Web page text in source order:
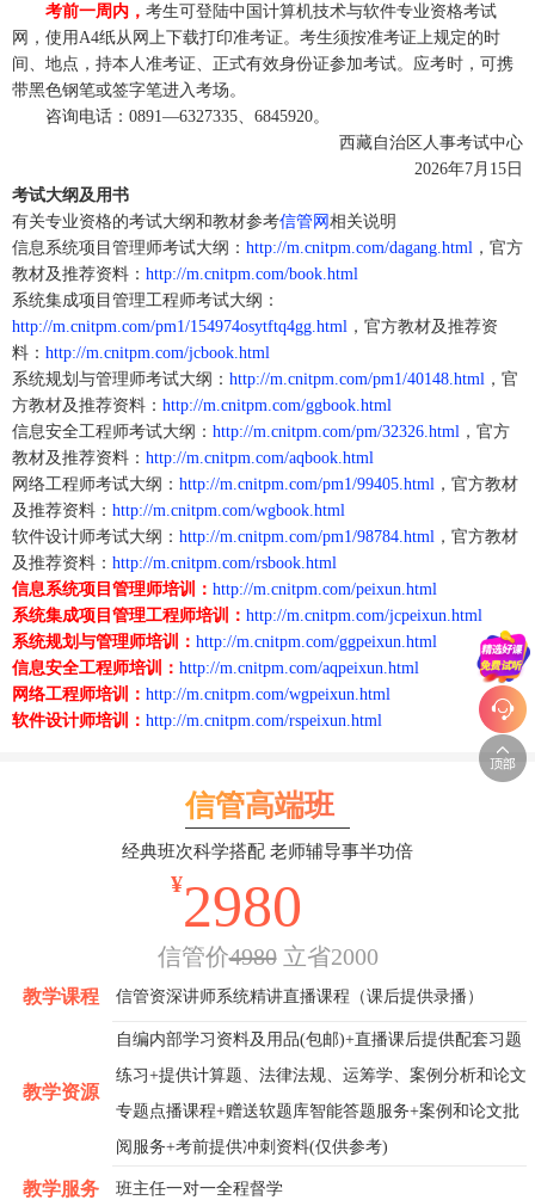
考前一周内， 考生可登陆中国计算机技术与软件专业资格考试
网，使用A4纸从网上下载打印准考证。考生须按准考证上规定的时
间、地点，持本人准考证、正式有效身份证参加考试。应考时，可携
带黑色钢笔或签字笔进入考场。
咨询电话：0891—6327335、6845920。
西藏自治区人事考试中心
2026年7月15日
考试大纲及用书
有关专业资格的考试大纲和教材参考信管网 相关说明
信息系统项目管理师考试大纲： http://m.cnitpm.com/dagang.html ，官方
教材及推荐资料： http://m.cnitpm.com/book.html
系统集成项目管理工程师考试大纲：
http://m.cnitpm.com/pm1/154974osytftq4gg.html ，官方教材及推荐资
料： http://m.cnitpm.com/jcbook.html
系统规划与管理师考试大纲： http://m.cnitpm.com/pm1/40148.html ，官
方教材及推荐资料： http://m.cnitpm.com/ggbook.html
信息安全工程师考试大纲： http://m.cnitpm.com/pm/32326.html ，官方
教材及推荐资料： http://m.cnitpm.com/aqbook.html
网络工程师考试大纲： http://m.cnitpm.com/pm1/99405.html ，官方教材
及推荐资料： http://m.cnitpm.com/wgbook.html
软件设计师考试大纲： http://m.cnitpm.com/pm1/98784.html ，官方教材
及推荐资料： http://m.cnitpm.com/rsbook.html
信息系统项目管理师培训： http://m.cnitpm.com/peixun.html
系统集成项目管理工程师培训： http://m.cnitpm.com/jcpeixun.html
系统规划与管理师培训： http://m.cnitpm.com/ggpeixun.html
信息安全工程师培训： http://m.cnitpm.com/aqpeixun.html
网络工程师培训： http://m.cnitpm.com/wgpeixun.html
软件设计师培训： http://m.cnitpm.com/rspeixun.html
信管高端班
经典班次科学搭配 老师辅导事半功倍
¥2980
信管价4980立省2000
教学课程 信管资深讲师系统精讲直播课程（课后提供录播）
教学资源
自编内部学习资料及用品(包邮)+直播课后提供配套习题
练习+提供计算题、法律法规、运筹学、案例分析和论文
专题点播课程+赠送软题库智能答题服务+案例和论文批
阅服务+考前提供冲刺资料(仅供参考)
教学服务 班主任一对一全程督学